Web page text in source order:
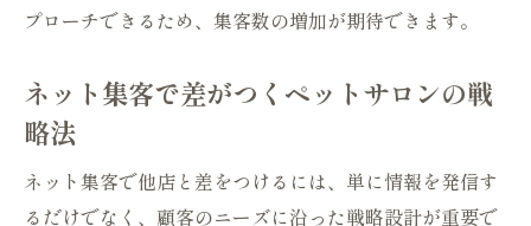
ペットサロン開業時に有効なネット集客法
ターゲット層に響くペットサロン集客アプ
ネット集客で新規顧客を獲得するポイント
ペットサロン開業者が避けたい集客の落と
プローチできるため、集客数の増加が期待できます。
ネット集客で差がつくペットサロンの戦
略法
ネット集客で他店と差をつけるには、単に情報を発信す
るだけでなく、顧客のニーズに沿った戦略設計が重要で